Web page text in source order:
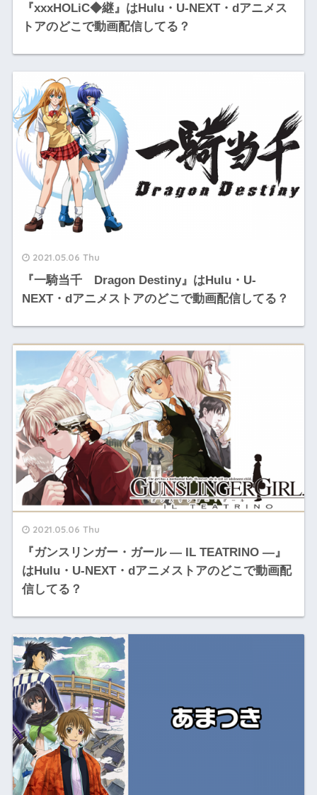
『xxxHOLiC◆継』はHulu・U-NEXT・dアニメス
トアのどこで動画配信してる？
2021.05.06 Thu
『一騎当千 Dragon Destiny』はHulu・U-
NEXT・dアニメストアのどこで動画配信してる？
2021.05.06 Thu
『ガンスリンガー・ガール ― IL TEATRINO ―』
はHulu・U-NEXT・dアニメストアのどこで動画配
信してる？